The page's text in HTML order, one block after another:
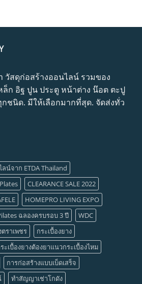
วัสดุก่อสร้างออนไลน์ รวมของ
ล็ก อิฐ ปูน ประตู หน้าต่าง น๊อต ตะปู
ชนิด. มีให้เลือกมากที่สุด. จัดส่งทั่ว
น์จาก ETDA Thailand
CLEARANCE SALE 2022
HOMEPRO LIVING EXPO
ฉลองครบรอบ 3 ปี
WDC
ตราเพชร
กระเบื้องยาง
ะเบื้องยางต้องยาแนวกระเบื้องไหม
การก่อสร้างแบบเบ็ดเสร็จ
ทำสัญญาเช่าโกดัง